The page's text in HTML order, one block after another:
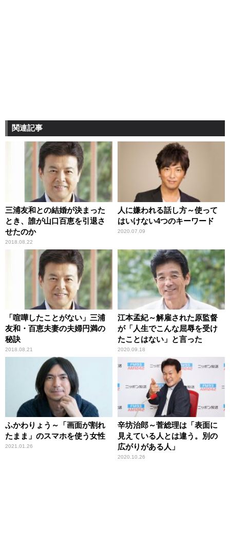
関連記事
三浦友和との結婚が決まった
とき、誰が山口百恵を引退さ
せたのか
2018.08.22
人に嫌われる話し方～使って
はいけない4つのキーワード
2020.07.09
「喧嘩したことがない」三浦
友和・百恵夫妻の夫婦円満の
秘訣
2018.08.21
江本孟紀～解雇された原監督
が「人生でこんな屈辱を受け
たことはない」と言った
2020.09.18
ふかわりょう～「画面が割れ
たまま」のスマホを使う女性
2021.01.26
辛坊治郎～菅総理は「表面に
見えている人とは違う。別の
広がりがある人」
2020.10.26